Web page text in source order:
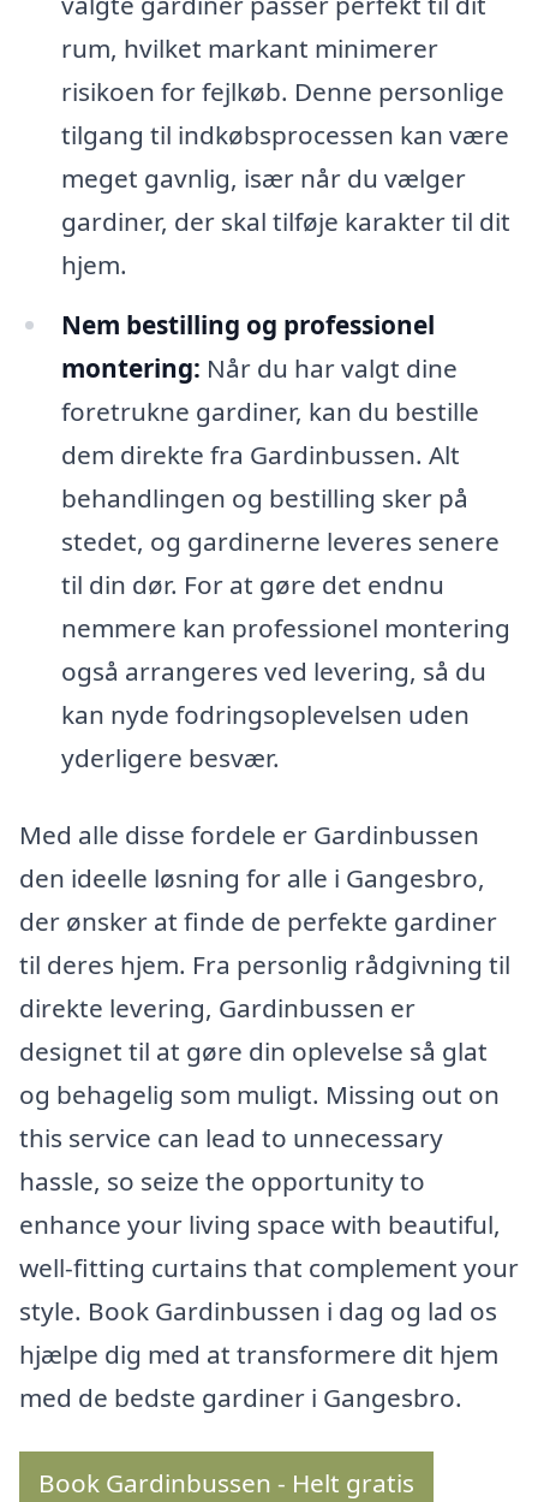
rum, hvilket markant minimerer
risikoen for fejlkøb. Denne personlige
tilgang til indkøbsprocessen kan være
meget gavnlig, især når du vælger
gardiner, der skal tilføje karakter til dit
hjem.
Nem bestilling og professionel
montering: Når du har valgt dine
foretrukne gardiner, kan du bestille
dem direkte fra Gardinbussen. Alt
behandlingen og bestilling sker på
stedet, og gardinerne leveres senere
til din dør. For at gøre det endnu
nemmere kan professionel montering
også arrangeres ved levering, så du
kan nyde fodringsoplevelsen uden
yderligere besvær.
Med alle disse fordele er Gardinbussen
den ideelle løsning for alle i Gangesbro,
der ønsker at finde de perfekte gardiner
til deres hjem. Fra personlig rådgivning til
direkte levering, Gardinbussen er
designet til at gøre din oplevelse så glat
og behagelig som muligt. Missing out on
this service can lead to unnecessary
hassle, so seize the opportunity to
enhance your living space with beautiful,
well-fitting curtains that complement your
style. Book Gardinbussen i dag og lad os
hjælpe dig med at transformere dit hjem
med de bedste gardiner i Gangesbro.
Book Gardinbussen - Helt gratis